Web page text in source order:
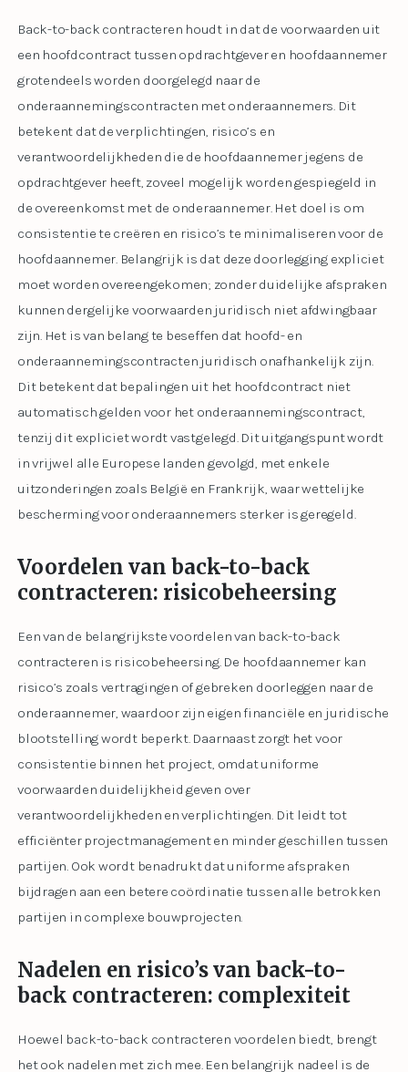
Back-to-back contracteren houdt in dat de voorwaarden uit
een hoofdcontract tussen opdrachtgever en hoofdaannemer
grotendeels worden doorgelegd naar de
onderaannemingscontracten met onderaannemers. Dit
betekent dat de verplichtingen, risico’s en
verantwoordelijkheden die de hoofdaannemer jegens de
opdrachtgever heeft, zoveel mogelijk worden gespiegeld in
de overeenkomst met de onderaannemer. Het doel is om
consistentie te creëren en risico’s te minimaliseren voor de
hoofdaannemer. Belangrijk is dat deze doorlegging expliciet
moet worden overeengekomen; zonder duidelijke afspraken
kunnen dergelijke voorwaarden juridisch niet afdwingbaar
zijn. Het is van belang te beseffen dat hoofd- en
onderaannemingscontracten juridisch onafhankelijk zijn.
Dit betekent dat bepalingen uit het hoofdcontract niet
automatisch gelden voor het onderaannemingscontract,
tenzij dit expliciet wordt vastgelegd. Dit uitgangspunt wordt
in vrijwel alle Europese landen gevolgd, met enkele
uitzonderingen zoals België en Frankrijk, waar wettelijke
bescherming voor onderaannemers sterker is geregeld.
Voordelen van back-to-back
contracteren: risicobeheersing
Een van de belangrijkste voordelen van back-to-back
contracteren is risicobeheersing. De hoofdaannemer kan
risico’s zoals vertragingen of gebreken doorleggen naar de
onderaannemer, waardoor zijn eigen financiële en juridische
blootstelling wordt beperkt. Daarnaast zorgt het voor
consistentie binnen het project, omdat uniforme
voorwaarden duidelijkheid geven over
verantwoordelijkheden en verplichtingen. Dit leidt tot
efficiënter projectmanagement en minder geschillen tussen
partijen. Ook wordt benadrukt dat uniforme afspraken
bijdragen aan een betere coördinatie tussen alle betrokken
partijen in complexe bouwprojecten.
Nadelen en risico’s van back-to-
back contracteren: complexiteit
Hoewel back-to-back contracteren voordelen biedt, brengt
het ook nadelen met zich mee. Een belangrijk nadeel is de